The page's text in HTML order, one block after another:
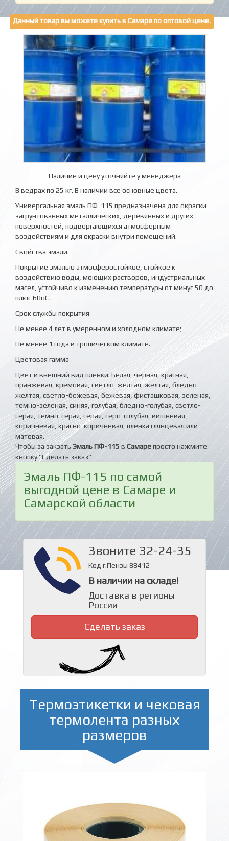
Данный товар вы можете купить в Самаре по оптовой цене.
Наличие и цену уточняйте у менеджера
В ведрах по 25 кг. В наличии все основные цвета.
Универсальная эмаль ПФ-115 предназначена для окраски
загрунтованных металлических, деревянных и других
поверхностей, подвергающихся атмосферным
воздействиям и для окраски внутри помещений.
Свойства эмали
Покрытие эмалью атмосферостойкое, стойкое к
воздействию воды, моющих растворов, индустриальных
масел, устойчиво к изменению температуры от минус 50 до
плюс 60оС.
Срок службы покрытия
Не менее 4 лет в умеренном и холодном климате;
Не менее 1 года в тропическом климате.
Цветовая гамма
Цвет и внешний вид пленки: Белая, черная, красная,
оранжевая, кремовая, светло-желтая, желтая, бледно-
желтая, светло-бежевая, бежевая, фисташковая, зеленая,
темно-зеленая, синяя, голубая, бледно-голубая, светло-
серая, темно-серая, серая, серо-голубая, вишневая,
коричневая, красно-коричневая, пленка глянцевая или
матовая.
Чтобы за закзать Эмаль ПФ-115 в Самарепросто нажмите
кнопку "Сделать заказ"
Эмаль ПФ-115 по самой
выгодной цене в Самаре и
Самарской области
Звоните 32-24-35
Код г.Пензы 88412
В наличии на складе!
Доставка в регионы
России
Сделать заказ
Термоэтикетки и чековая
термолента разных
размеров